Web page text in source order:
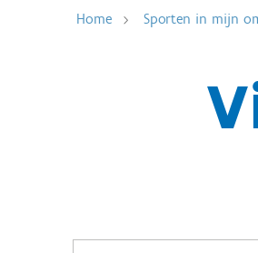
Home Sporten in mijn